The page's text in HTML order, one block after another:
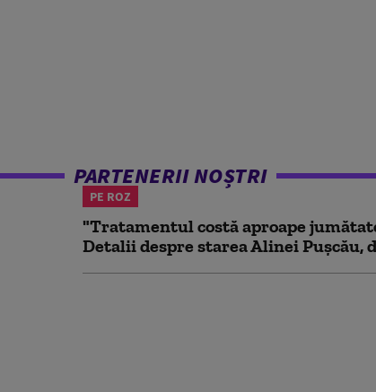
PARTENERII NOȘTRI
PE ROZ
"Tratamentul costă aproape
Detalii despre starea Alinei Pușcău,